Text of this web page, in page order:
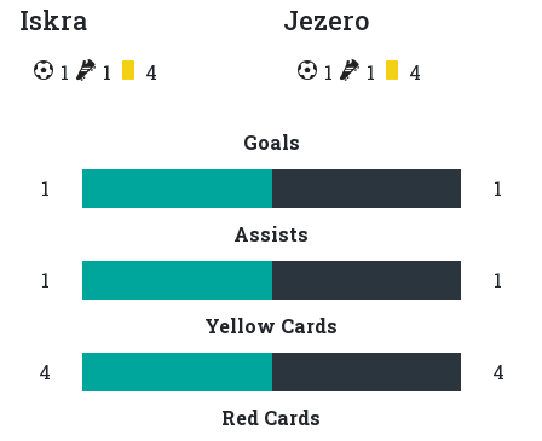
Iskra
1 1 4
Jezero
1 1 4
Goals
1
1
Assists
1
1
Yellow Cards
4
4
Red Cards